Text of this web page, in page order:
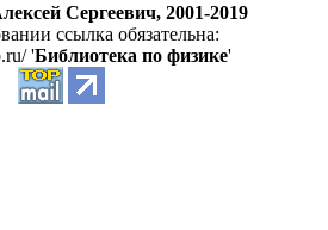
Сергеевич, 2001-2019
ссылка обязательна:
'Библиотека по физике'